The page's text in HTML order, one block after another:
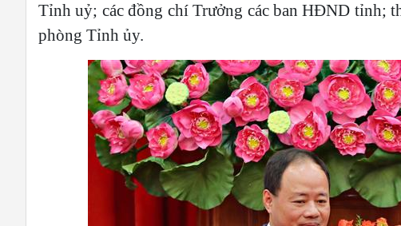
Tỉnh uỷ; các đồng chí Trưởng các ban HĐND tỉnh;
phòng Tỉnh ủy.